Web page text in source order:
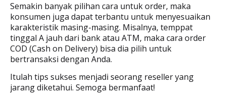
Semakin banyak pilihan cara untuk order, maka
konsumen juga dapat terbantu untuk menyesuaikan
karakteristik masing-masing. Misalnya, temppat
tinggal A jauh dari bank atau ATM, maka cara order
COD (Cash on Delivery) bisa dia pilih untuk
bertransaksi dengan Anda.
Itulah tips sukses menjadi seorang reseller yang
jarang diketahui. Semoga bermanfaat!